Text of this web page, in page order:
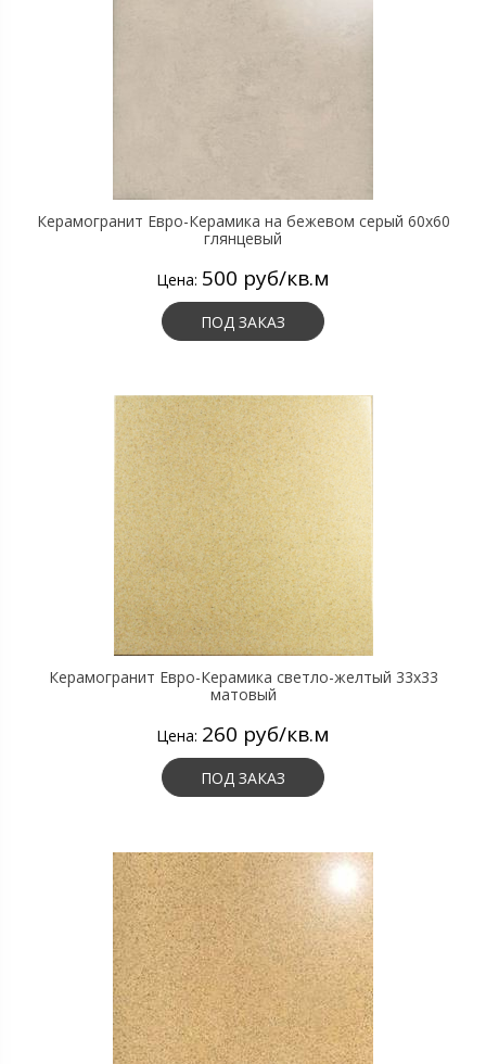
Керамогранит Евро-Керамика на бежевом серый 60х60
глянцевый
Цена: 500 руб/кв.м
ПОД ЗАКАЗ
Керамогранит Евро-Керамика светло-желтый 33х33
матовый
Цена: 260 руб/кв.м
ПОД ЗАКАЗ